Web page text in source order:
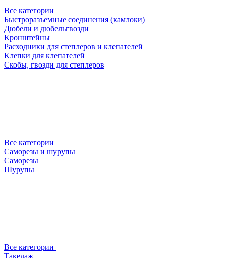
Все категории
Быстроразъемные соединения (камлоки)
Дюбели и дюбельгвозди
Кронштейны
Расходники для степлеров и клепателей
Клепки для клепателей
Скобы, гвозди для степлеров
Все категории
Саморезы и шурупы
Саморезы
Шурупы
Все категории
Такелаж